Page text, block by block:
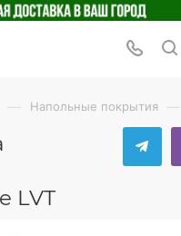
— Напольные покрытия —
LVT